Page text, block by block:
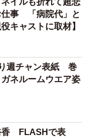
事 「病院代」と
キャストに取材】
週チャン表紙 巻
ネルームウエア姿
香 FLASHで表